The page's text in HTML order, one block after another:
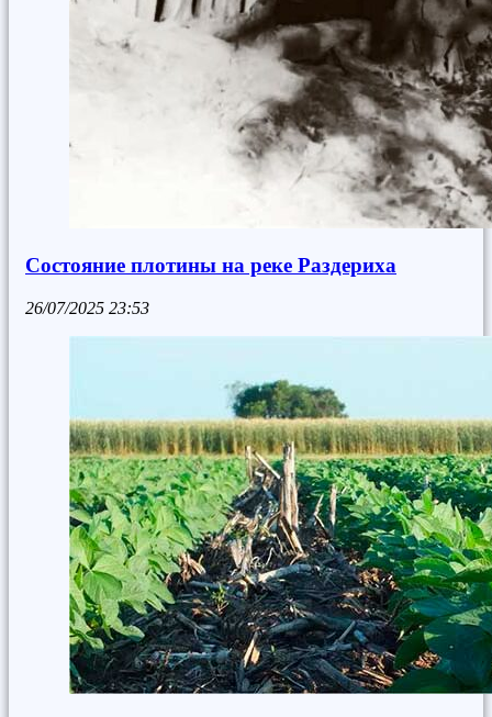
Состояние плотины на реке Раздериха
26/07/2025 23:53